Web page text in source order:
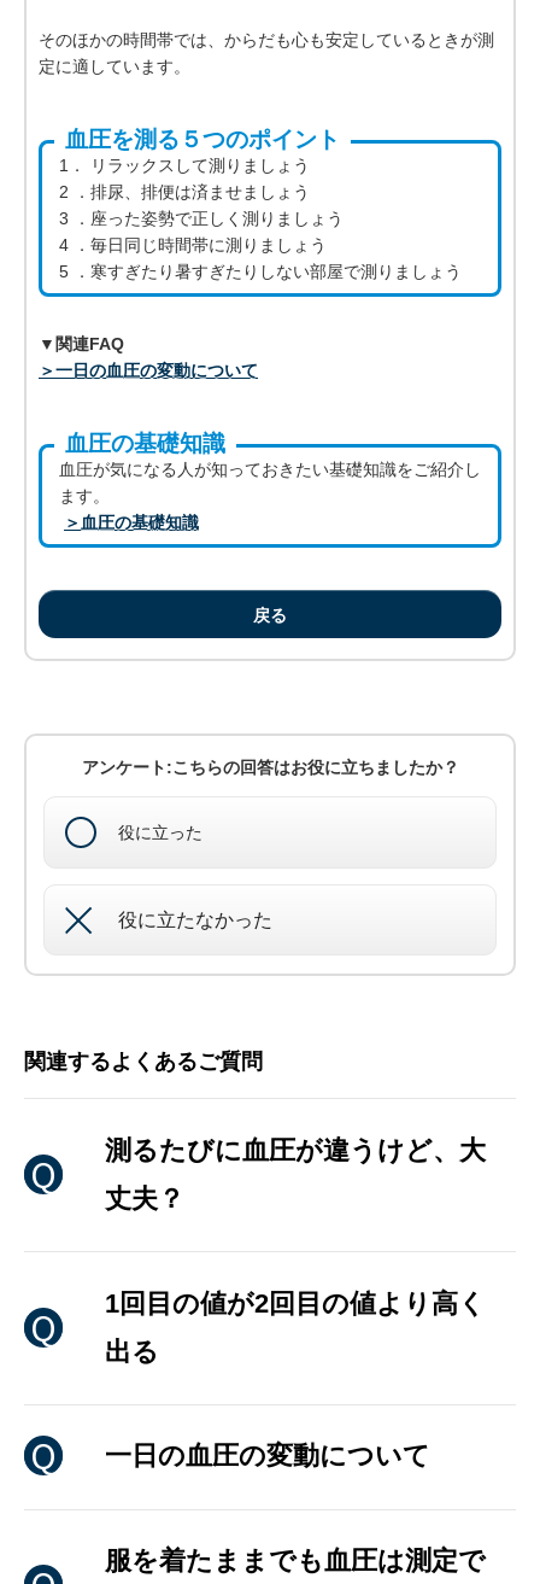
そのほかの時間帯では、からだも心も安定しているときが測
定に適しています。
血圧を測る５つのポイント
1． リラックスして測りましょう
2 ．排尿、排便は済ませましょう
3 ．座った姿勢で正しく測りましょう
4 ．毎日同じ時間帯に測りましょう
5 ．寒すぎたり暑すぎたりしない部屋で測りましょう
▼関連FAQ
＞一日の血圧の変動について
血圧の基礎知識
血圧が気になる人が知っておきたい基礎知識をご紹介し
ます。
＞血圧の基礎知識
戻る
アンケート:こちらの回答はお役に立ちましたか？
役に立った
役に立たなかった
関連するよくあるご質問
測るたびに血圧が違うけど、大
丈夫？
1回目の値が2回目の値より高く
出る
一日の血圧の変動について
服を着たままでも血圧は測定で